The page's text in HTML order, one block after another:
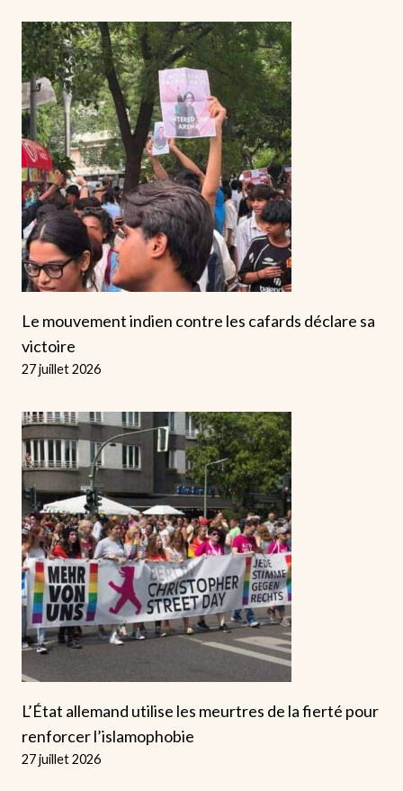
Le mouvement indien contre les cafards déclare sa
victoire
27 juillet 2026
L’État allemand utilise les meurtres de la fierté pour
renforcer l’islamophobie
27 juillet 2026